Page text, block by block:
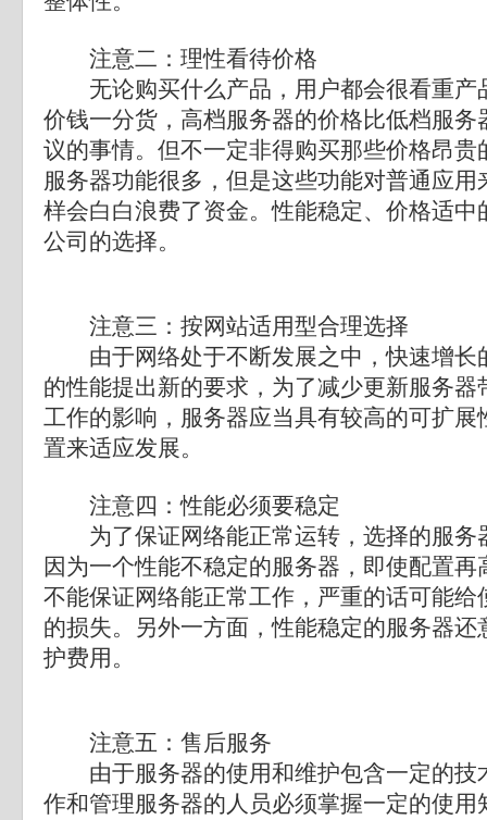
注意二：理性看待价格
无论购买什么产品，用户都会很看重产
价钱一分货，高档服务器的价格比低档服务
议的事情。但不一定非得购买那些价格昂贵
服务器功能很多，但是这些功能对普通应用
样会白白浪费了资金。性能稳定、价格适中
公司的选择。
注意三：按网站适用型合理选择
由于网络处于不断发展之中，快速增长
的性能提出新的要求，为了减少更新服务器
工作的影响，服务器应当具有较高的可扩展
置来适应发展。
注意四：性能必须要稳定
为了保证网络能正常运转，选择的服务
因为一个性能不稳定的服务器，即使配置
不能保证网络能正常工作，严重的话可能给
的损失。另外一方面，性能稳定的服务器还
护费用。
注意五：售后服务
由于服务器的使用和维护包含一定的技
作和管理服务器的人员必须掌握一定的使用